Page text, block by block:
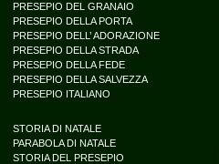
PRESEPIO DEL GRANAIO
PRESEPIO DELLA PORTA
PRESEPIO DELL’ ADORAZIONE
PRESEPIO DELLA STRADA
PRESEPIO DELLA FEDE
PRESEPIO DELLA SALVEZZA
PRESEPIO ITALIANO
STORIA DI NATALE
PARABOLA DI NATALE
STORIA DEL PRESEPIO